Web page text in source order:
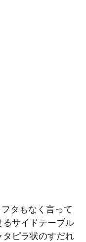
タもなく言って
るサイドテーブル
ピラ状のすだれ